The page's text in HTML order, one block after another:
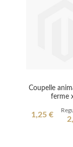
Coupelle
ferme
Special
1,25 €